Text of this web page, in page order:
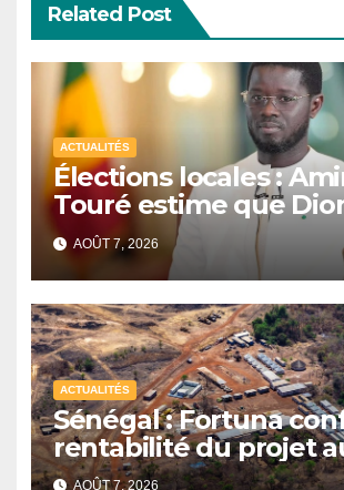
Related Post
ACTUALITÉS
Élections locales :
Touré estime que
Faye peut légalement
organiser le scrutin en
AOÛT 7, 2026
ACTUALITÉS
Sénégal : Fortuna
rentabilité du projet
Diamba Sud à
AOÛT 7, 2026